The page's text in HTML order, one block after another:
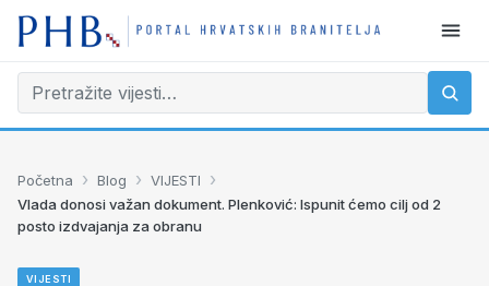
Početna › Blog › VIJESTI ›
Vlada donosi važan dokument. Plenković: Ispunit ćemo cilj od 2
posto izdvajanja za obranu
VIJESTI